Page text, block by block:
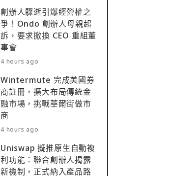
創辦人驟逝引爆經營權之
爭！Ondo 創辦人母親起
訴，要求撤換 CEO 重組董
事會
4 hours ago
Wintermute 完成美國券
商註冊，擴大布局傳統金
融市場，挑戰華爾街做市
商
4 hours ago
Uniswap 擬推原生自動複
利功能：聯合創辦人揭露
新機制，正式納入產品路